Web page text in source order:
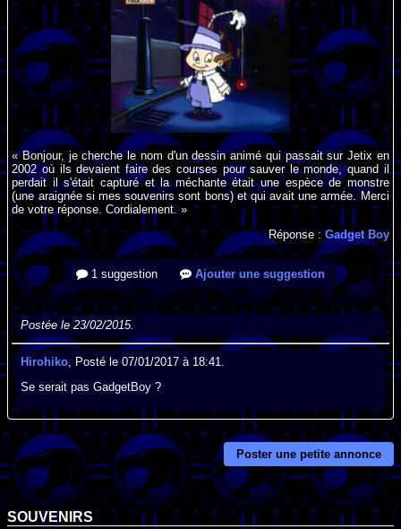
« Bonjour, je cherche le nom d'un dessin animé qui passait sur Jetix en
2002 où ils devaient faire des courses pour sauver le monde, quand il
perdait il s'était capturé et la méchante était une espèce de monstre
(une araignée si mes souvenirs sont bons) et qui avait une armée. Merci
de votre réponse. Cordialement. »
Réponse :Gadget Boy
1 suggestion Ajouter une suggestion
Postée le 23/02/2015.
Hirohiko , Posté le 07/01/2017 à 18:41.
Se serait pas GadgetBoy ?
Poster une petite annonce
SOUVENIRS